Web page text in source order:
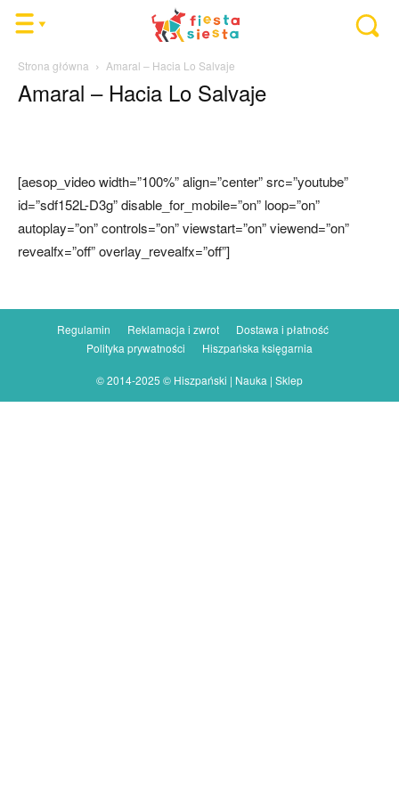
Strona główna Amaral – Hacia Lo Salvaje
Amaral – Hacia Lo Salvaje
[aesop_video width=”100%” align=”center” src=”youtube”
id=”sdf152L-D3g” disable_for_mobile=”on” loop=”on”
autoplay=”on” controls=”on” viewstart=”on” viewend=”on”
revealfx=”off” overlay_revealfx=”off”]
Regulamin Reklamacja i zwrot
Dostawa i płatność
Polityka prywatności
Hiszpańska księgarnia
© 2014-2025 © Hiszpański | Nauka | Sklep